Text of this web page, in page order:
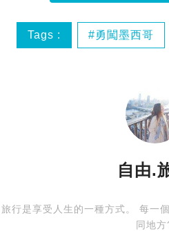
Tags : 勇闖墨西哥
自由.
旅行是享受人生的一種方式。 每一
同地方